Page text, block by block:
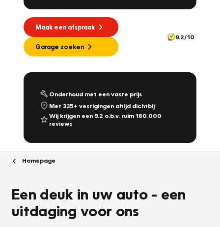
Maak een afspraak
Garage zoeken
9.2/10
Onderhoud met een vaste prijs
Met 335+ vestigingen altijd dichtbij
Wij krijgen een 9.2 o.b.v. ruim 180.000
reviews
Homepage
Een deuk in uw auto - een
uitdaging voor ons